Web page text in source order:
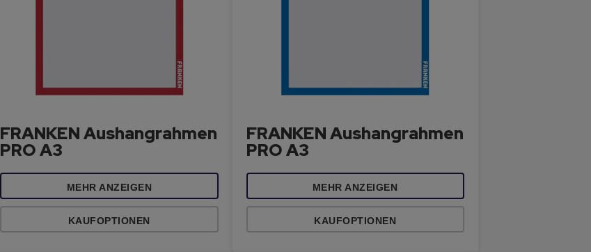
FRANKEN Aushangrahmen
PRO A3
MEHR ANZEIGEN
KAUFOPTIONEN
FRANKEN Aushangrahmen
PRO A3
MEHR ANZEIGEN
KAUFOPTIONEN